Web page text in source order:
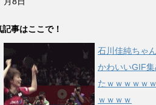
記事はここで！
石川佳純ちゃ
かわいいGIF集
たｗｗｗｗｗ
ｗｗｗｗ